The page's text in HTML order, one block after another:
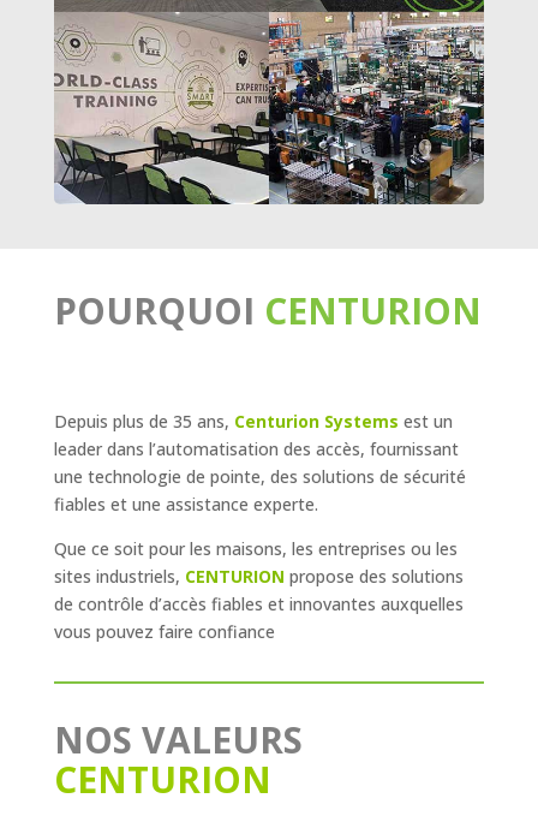
POURQUOI CENTURION
Depuis plus de 35 ans​, Centurion Systems est un
leader dans l’automatisation des accès, fournissant
une technologie de pointe, des solutions de sécurité
fiables et une assistance experte.
Que ce soit pour les maisons, les entreprises ou les
sites industriels, CENTURION propose des solutions
de contrôle d’accès fiables et innovantes auxquelles
vous pouvez faire confiance
NOS VALEURS
CENTURION